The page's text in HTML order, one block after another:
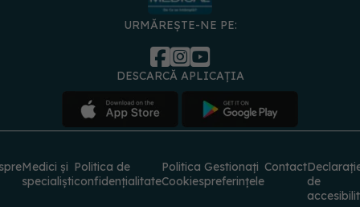
URMĂREȘTE-NE PE:
DESCARCĂ APLICAȚIA
Medici și
specialiști
Politica de
confidențialitate
Politica
Cookies
Gestionați
preferințele
Contact
de